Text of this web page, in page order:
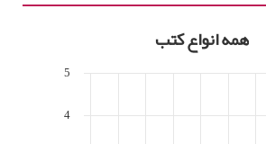
همه انواع کتب
4
5